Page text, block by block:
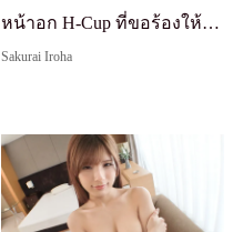
หน้าอก H-Cup ที่ขอร้องให้บีบ! เธอมักจะให้บริการนวดนมในการมีเซ็กส์โดยใช้อาวุธธรรมชาติของเธอ! เมื่อตื่นเต้น เธอเปียกกางเกงในอย่างทั่วถึงและทำให้รูตูดกระตุก!! [ถ่ายครั้งแรก] สมัคร AV ออนไลน์ → ถ่ายประสบการณ์ AV 2599
Sakurai Iroha